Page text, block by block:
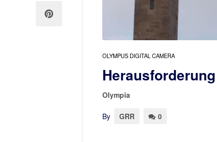
OLYMPUS DIGITAL CAMERA
Olympia
By GRR 0